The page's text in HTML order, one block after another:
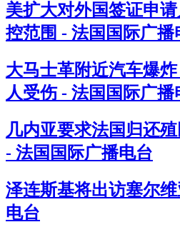
美扩大对外国签证申
控范围 - 法国国际广播
大马士革附近汽车爆
人受伤 - 法国国际广播
几内亚要求法国归还
- 法国国际广播电台
泽连斯基将出访塞尔
电台